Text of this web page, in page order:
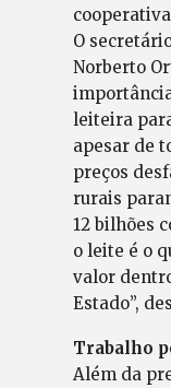
O
Norberto
leiteira
apesar de
preços
rurais
12 bilhões
o leite é o
valor
Estado”,
Trabalho
Além da